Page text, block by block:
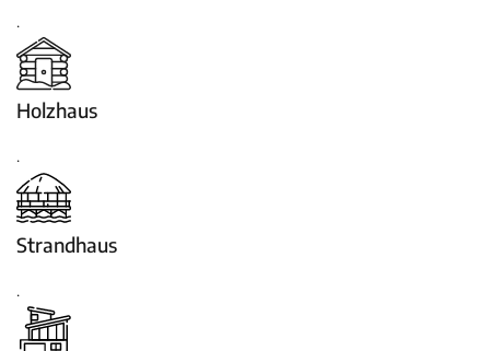
.
Holzhaus
.
Strandhaus
.